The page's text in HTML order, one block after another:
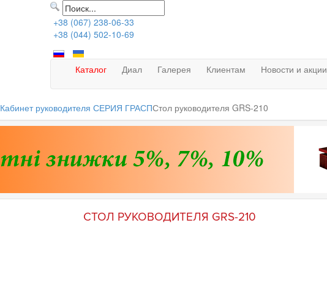
+38 (067) 238-06-33
+38 (044) 502-10-69
Каталог Диал Галерея Клиентам Новости и акции
Кабинет руководителя СЕРИЯ ГРАСПСтол руководителя GRS-210
СТОЛ РУКОВОДИТЕЛЯ GRS-210